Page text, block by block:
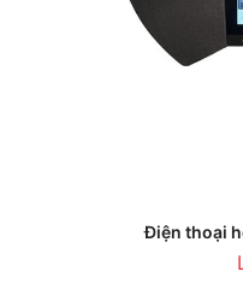
Điện thoại